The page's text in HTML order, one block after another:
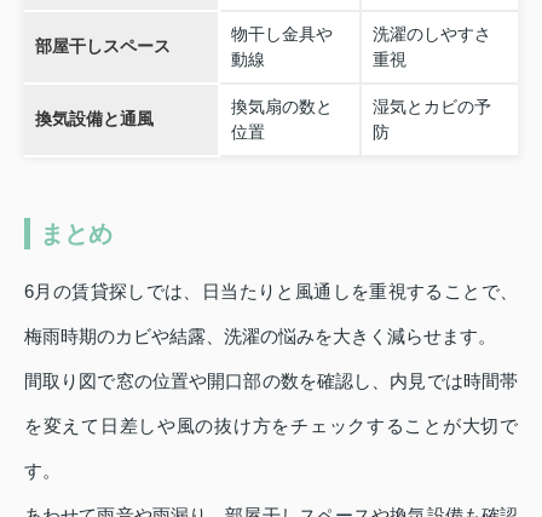
部屋干しスペース
物干し金具や
動線
洗濯のしやすさ
重視
換気設備と通風
換気扇の数と
位置
湿気とカビの予
防
まとめ
6月の賃貸探しでは、日当たりと風通しを重視することで、
梅雨時期のカビや結露、洗濯の悩みを大きく減らせます。
間取り図で窓の位置や開口部の数を確認し、内見では時間帯
を変えて日差しや風の抜け方をチェックすることが大切で
す。